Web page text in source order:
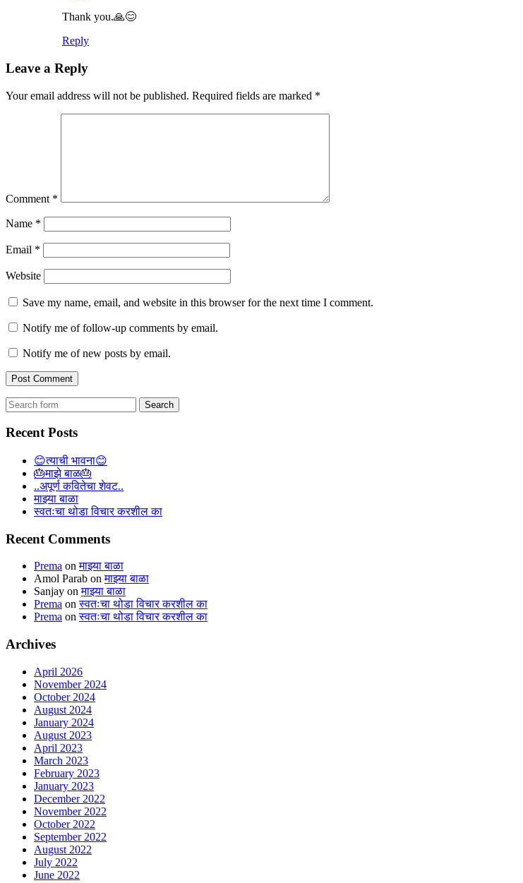
Thank you.🙏😊
Reply
Leave a Reply
Your email address will not be published. Required fields are marked *
Comment *
Name *
Email *
Website
Save my name, email, and website in this browser for the next time I comment.
Notify me of follow-up comments by email.
Notify me of new posts by email.
Search
for:
Recent Posts
😊त्याची भावना😊
🎂माझे बाळ🎂
..अपूर्ण कवितेचा शेवट..
माझ्या बाळा
स्वतःचा थोडा विचार करशील का
Recent Comments
Prema onमाझ्या बाळा
Amol Parab onमाझ्या बाळा
Sanjay onमाझ्या बाळा
Prema onस्वतःचा थोडा विचार करशील का
Prema onस्वतःचा थोडा विचार करशील का
Archives
April 2026
November 2024
October 2024
August 2024
January 2024
August 2023
April 2023
March 2023
February 2023
January 2023
December 2022
November 2022
October 2022
September 2022
August 2022
July 2022
June 2022